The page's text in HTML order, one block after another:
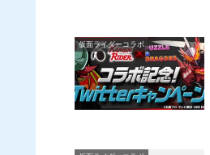
仮面ライダーコラボ